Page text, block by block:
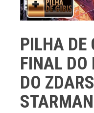
PILHA DE
FINAL DO
DO